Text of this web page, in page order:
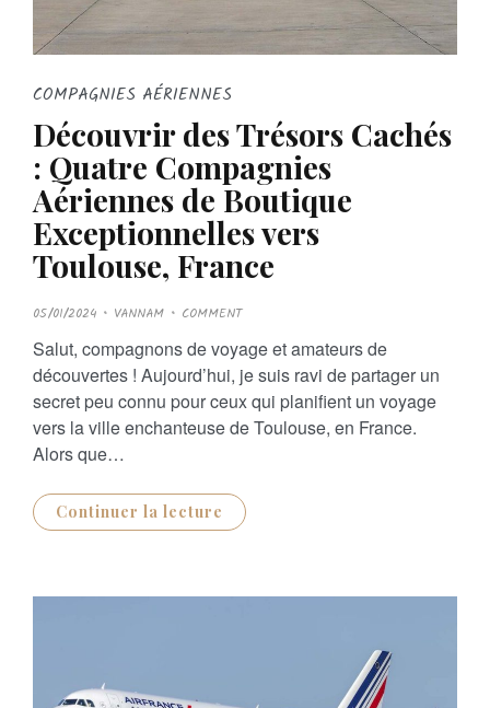
COMPAGNIES AÉRIENNES
Découvrir des Trésors Cachés
: Quatre Compagnies
Aériennes de Boutique
Exceptionnelles vers
Toulouse, France
P
O
T
E
D
O
N
05/01/2024 VANNAM COMMENT
Salut, compagnons de voyage et amateurs de
découvertes ! Aujourd’hui, je suis ravi de partager un
secret peu connu pour ceux qui planifient un voyage
vers la ville enchanteuse de Toulouse, en France.
Alors que…
Continuer la lecture